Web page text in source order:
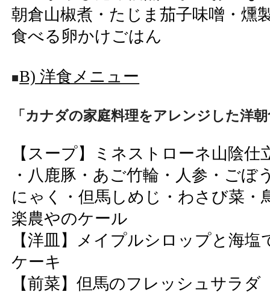
朝倉山椒煮・たじま茄子味噌・燻
食べる卵かけごはん
■B) 洋食メニュー
「カナダの家庭料理をアレンジした洋
【スープ】ミネストローネ山陰仕
・八鹿豚・あご竹輪・人参・ごぼ
にゃく・但馬しめじ・わさび菜・
楽農やのケール
【洋皿】メイプルシロップと海塩
ケーキ
【前菜】但馬のフレッシュサラダ